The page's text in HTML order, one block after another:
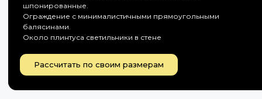
шпонированные.
Ограждение с минималистичными прямоугольными
балясинами.
Около плинтуса светильники в стене
Рассчитать по своим размерам